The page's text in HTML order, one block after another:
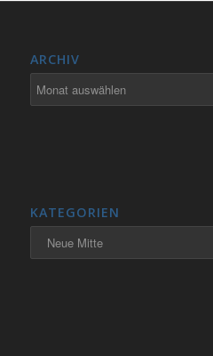
ARCHIV
KATEGORIEN